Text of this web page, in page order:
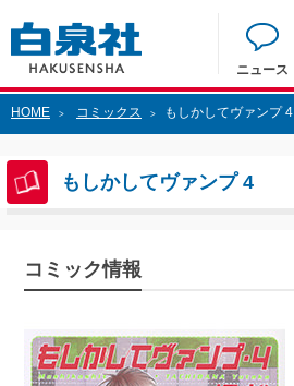
ニュース
HOME > コミックス > もしかしてヴァンプ 4
もしかしてヴァンプ 4
コミック情報